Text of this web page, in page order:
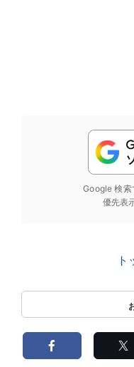
Google 検
優先表
ト